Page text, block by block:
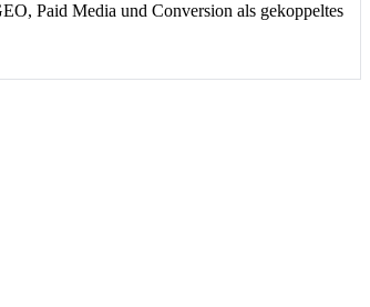
Paid Media und Conversion als gekoppeltes